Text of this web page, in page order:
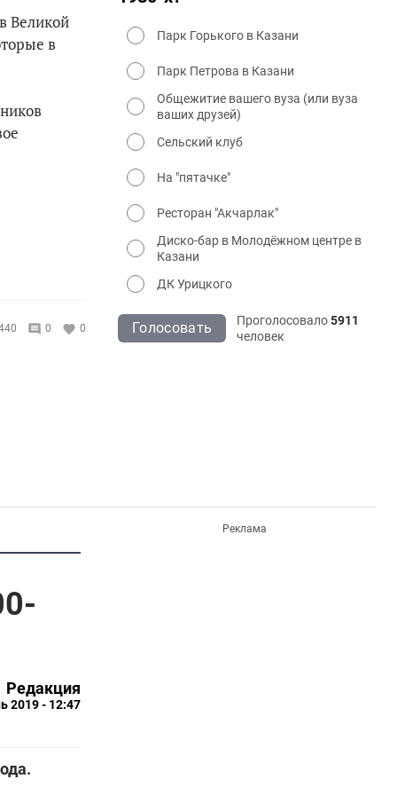
Великой
в
0 0
Парк Горького в Казани
Парк Петрова в Казани
Общежитие вашего вуза (или вуза
ваших друзей)
Сельский клуб
На "пятачке"
Ресторан "Акчарлак"
Диско-бар в Молодёжном центре в
Казани
ДК Урицкого
Голосовать Проголосовало5911
человек
Редакция
2019 - 12:47
Реклама